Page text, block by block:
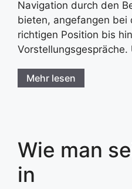
Navigation durch den
bieten, angefangen bei
richtigen Position bis
Mehr lesen
Wie man
in